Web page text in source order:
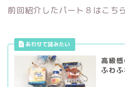
前回紹介したパート８はこち
高級
ふわ